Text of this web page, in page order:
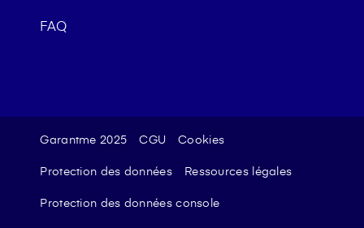
FAQ
Garantme 2025 CGU Cookies
Protection des données Ressources légales
Protection des données console